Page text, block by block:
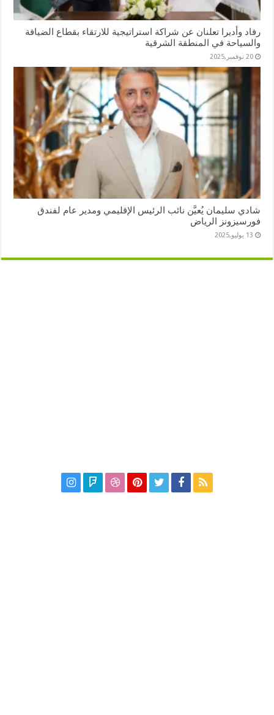
رفاد وأديرا تعلنان عن شراكة استراتيجية للارتقاء بقطاع الضيافة
والسياحة في المنطقة الشرقية
20 نوفمبر,2025
شادي سليمان يُعيَّن نائب الرئيس الإقليمي ومدير عام لفندق
فورسيزونز الرياض
13 يوليو,2025